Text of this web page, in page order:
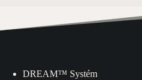
DREAM™ Systém